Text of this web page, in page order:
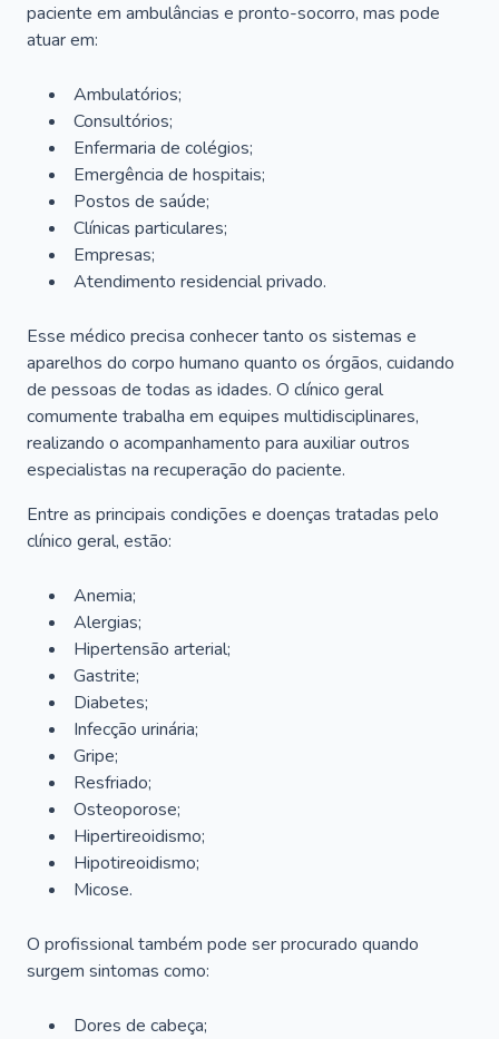
paciente em ambulâncias e pronto-socorro, mas pode
atuar em:
Ambulatórios;
Consultórios;
Enfermaria de colégios;
Emergência de hospitais;
Postos de saúde;
Clínicas particulares;
Empresas;
Atendimento residencial privado.
Esse médico precisa conhecer tanto os sistemas e
aparelhos do corpo humano quanto os órgãos, cuidando
de pessoas de todas as idades. O clínico geral
comumente trabalha em equipes multidisciplinares,
realizando o acompanhamento para auxiliar outros
especialistas na recuperação do paciente.
Entre as principais condições e doenças tratadas pelo
clínico geral, estão:
Anemia;
Alergias;
Hipertensão arterial;
Gastrite;
Diabetes;
Infecção urinária;
Gripe;
Resfriado;
Osteoporose;
Hipertireoidismo;
Hipotireoidismo;
Micose.
O profissional também pode ser procurado quando
surgem sintomas como:
Dores de cabeça;